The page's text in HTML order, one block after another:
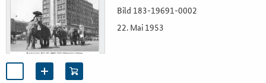
Bild 183-19691-0002
22. Mai 1953